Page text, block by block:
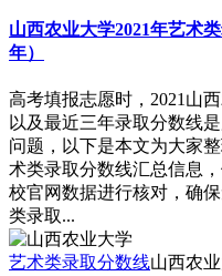
山西农业大学2021年艺术
年）
高考填报志愿时，2021山
以及最近三年录取分数线
问题，以下是本文为大家
术类录取分数线汇总信息
校官网数据进行核对，确
类录取...
艺术类录取分数线山西农